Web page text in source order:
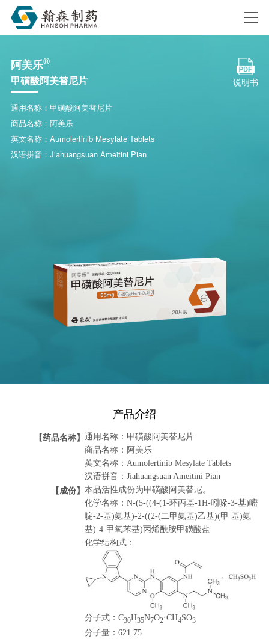
阿美乐®
甲磺酸阿美替尼片 说明书
通用名称：甲磺酸阿美替尼片
商品名称：阿美乐
英文名称：Aumolertinib Mesylate Tablets
汉语拼音：Jiahuangsuan Ameitini Pian
产品介绍
【药品名称】 通用名称：甲磺酸阿美替尼片
商品名称：阿美乐
英文名称：Aumolertinib Mesylate Tablets
汉语拼音：Jiahuangsuan Ameitini Pian
【成份】 本品活性成份为甲磺酸阿美替尼。
化学名称：N-(5-((4-(1-环丙基-1H-吲哚-3-基)嘧
啶-2-基)氨基)-2-((2-(二甲氨基)乙基)(甲 基)氨
基)-4-甲氧苯基)丙烯酰胺甲磺酸盐
化学结构式：
分子式：C30H35N7O2·CH4SO3
分子量：621.75